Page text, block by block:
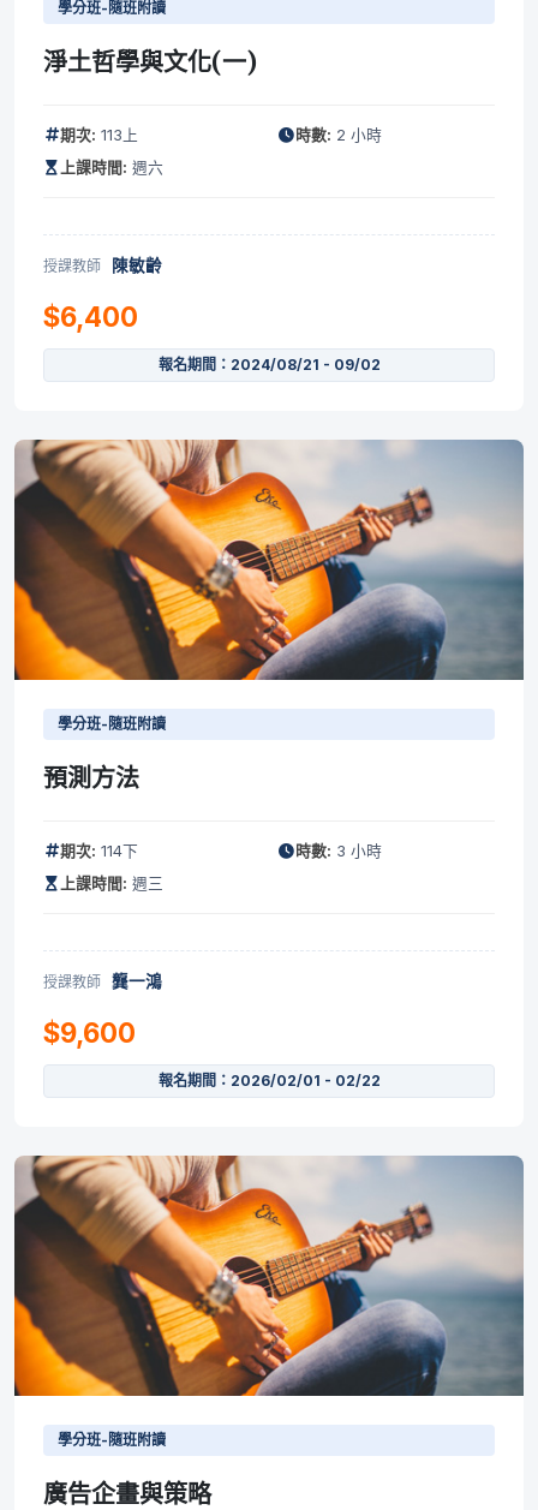
學分班-隨班附讀
淨土哲學與文化(一)
期次: 113上 時數: 2 小時
上課時間: 週六
授課教師 陳敏齡
$6,400
報名期間：2024/08/21 - 09/02
學分班-隨班附讀
預測方法
期次: 114下 時數: 3 小時
上課時間: 週三
授課教師 龔一鴻
$9,600
報名期間：2026/02/01 - 02/22
學分班-隨班附讀
廣告企畫與策略